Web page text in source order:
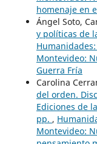
homenaje en
Ángel Soto,
y políticas de
Montevideo:
Guerra Fría
Carolina
del orden.
Ediciones de
pp. ,
Montevideo: